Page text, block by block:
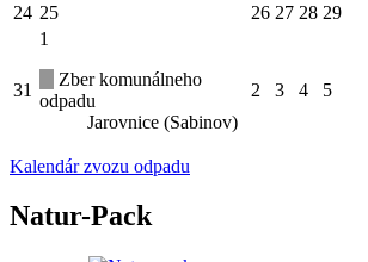
24 25 26 27 28 29
31
1
Zber komunálneho
odpadu
Jarovnice (Sabinov)
2 3 4 5
Kalendár zvozu odpadu
Natur-Pack